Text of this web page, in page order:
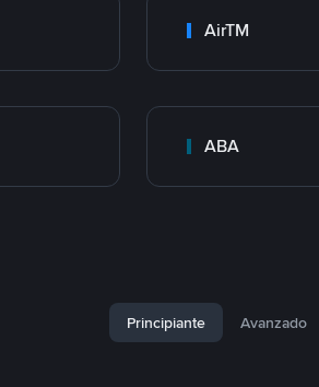
AirTM
ABA
Principiante Avanzado